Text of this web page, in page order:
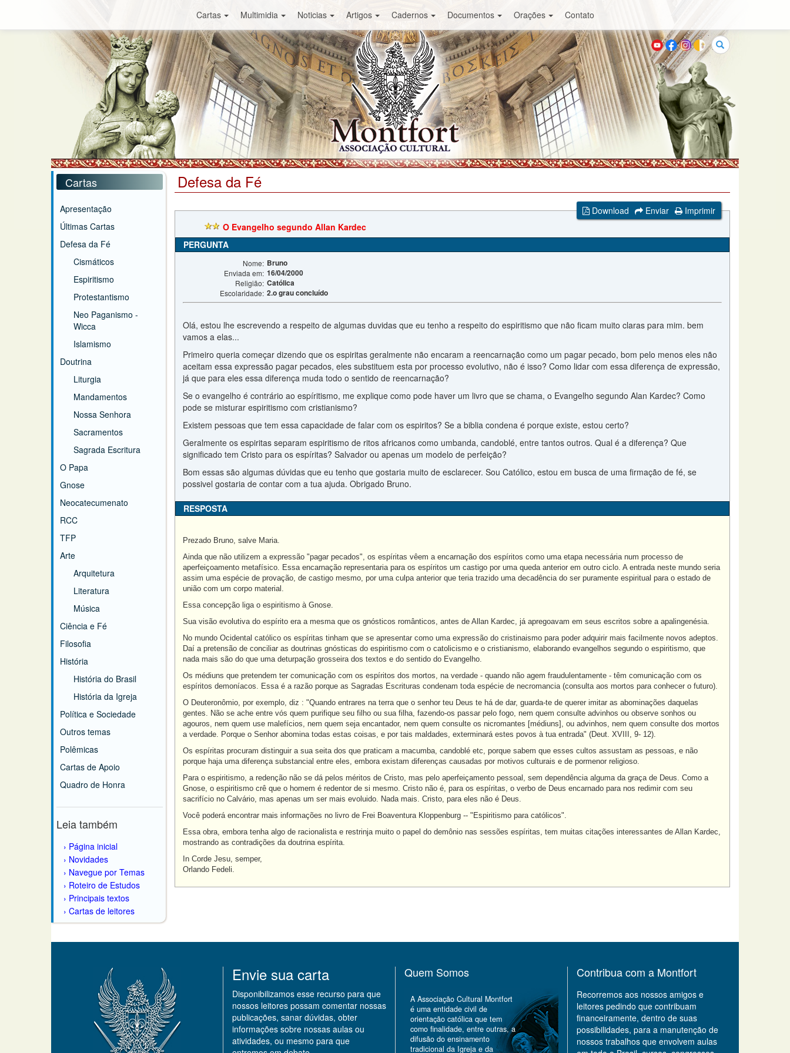
Cartas Multimidia Noticias Artigos Cadernos Documentos Orações Contato
Buscar
Cartas
Apresentação
Últimas Cartas
Defesa da Fé
Cismáticos
Espiritismo
Protestantismo
Neo Paganismo -
Wicca
Islamismo
Doutrina
Liturgia
Mandamentos
Nossa Senhora
Sacramentos
Sagrada Escritura
O Papa
Gnose
Neocatecumenato
RCC
TFP
Arte
Arquitetura
Literatura
Música
Ciência e Fé
Filosofia
História
História do Brasil
História da Igreja
Política e Sociedade
Outros temas
Polêmicas
Cartas de Apoio
Quadro de Honra
Leia também
Página inicial
Novidades
Navegue por Temas
Roteiro de Estudos
Principais textos
Cartas de leitores
Defesa da Fé
Download Enviar
Imprimir
O Evangelho segundo Allan Kardec
PERGUNTA
Nome: Bruno
Enviada em: 16/04/2000
Religião: Católica
Escolaridade: 2.o grau concluído
Olá, estou lhe escrevendo a respeito de algumas duvidas que eu tenho a respeito do espiritismo que não ficam muito claras para mim. bem
vamos a elas...
Primeiro queria começar dizendo que os espiritas geralmente não encaram a reencarnação como um pagar pecado, bom pelo menos eles não
aceitam essa expressão pagar pecados, eles substituem esta por processo evolutivo, não é isso? Como lidar com essa diferença de expressão,
já que para eles essa diferença muda todo o sentido de reencarnação?
Se o evangelho é contrário ao espíritismo, me explique como pode haver um livro que se chama, o Evangelho segundo Alan Kardec? Como
pode se misturar espiritismo com cristianismo?
Existem pessoas que tem essa capacidade de falar com os espiritos? Se a biblia condena é porque existe, estou certo?
Geralmente os espiritas separam espiritismo de ritos africanos como umbanda, candoblé, entre tantos outros. Qual é a diferença? Que
significado tem Cristo para os espíritas? Salvador ou apenas um modelo de perfeição?
Bom essas são algumas dúvidas que eu tenho que gostaria muito de esclarecer. Sou Católico, estou em busca de uma firmação de fé, se
possivel gostaria de contar com a tua ajuda. Obrigado Bruno.
RESPOSTA
Prezado Bruno, salve Maria.
Ainda que não utilizem a expressão "pagar pecados", os espíritas vêem a encarnação dos espíritos como uma etapa necessária num processo de
aperfeiçoamento metafísico. Essa encarnação representaria para os espíritos um castigo por uma queda anterior em outro ciclo. A entrada neste mundo seria
assim uma espécie de provação, de castigo mesmo, por uma culpa anterior que teria trazido uma decadência do ser puramente espiritual para o estado de
união com um corpo material.
Essa concepção liga o espiritismo à Gnose.
Sua visão evolutiva do espírito era a mesma que os gnósticos românticos, antes de Allan Kardec, já apregoavam em seus escritos sobre a apalingenésia.
No mundo Ocidental católico os espíritas tinham que se apresentar como uma expressão do cristinaismo para poder adquirir mais facilmente novos adeptos.
Daí a pretensão de conciliar as doutrinas gnósticas do espiritismo com o catolicismo e o cristianismo, elaborando evangelhos segundo o espiritismo, que
nada mais são do que uma deturpação grosseira dos textos e do sentido do Evangelho.
Os médiuns que pretendem ter comunicação com os espíritos dos mortos, na verdade - quando não agem fraudulentamente - têm comunicação com os
espíritos demoníacos. Essa é a razão porque as Sagradas Escrituras condenam toda espécie de necromancia (consulta aos mortos para conhecer o futuro).
O Deuteronômio, por exemplo, diz : "Quando entrares na terra que o senhor teu Deus te há de dar, guarda-te de querer imitar as abominações daquelas
gentes. Não se ache entre vós quem purifique seu filho ou sua filha, fazendo-os passar pelo fogo, nem quem consulte advinhos ou observe sonhos ou
agouros, nem quem use malefícios, nem quem seja encantador, nem quem consulte os nicromantes [médiuns], ou advinhos, nem quem consulte dos mortos
a verdade. Porque o Senhor abomina todas estas coisas, e por tais maldades, exterminará estes povos à tua entrada" (Deut. XVIII, 9- 12).
Os espíritas procuram distinguir a sua seita dos que praticam a macumba, candoblé etc, porque sabem que esses cultos assustam as pessoas, e não
porque haja uma diferença substancial entre eles, embora existam diferenças causadas por motivos culturais e de pormenor religioso.
Para o espiritismo, a redenção não se dá pelos méritos de Cristo, mas pelo aperfeiçamento pessoal, sem dependência alguma da graça de Deus. Como a
Gnose, o espiritismo crê que o homem é redentor de si mesmo. Cristo não é, para os espíritas, o verbo de Deus encarnado para nos redimir com seu
sacrifício no Calvário, mas apenas um ser mais evoluido. Nada mais. Cristo, para eles não é Deus.
Você poderá encontrar mais informações no livro de Frei Boaventura Kloppenburg -- "Espiritismo para católicos".
Essa obra, embora tenha algo de racionalista e restrinja muito o papel do demônio nas sessões espíritas, tem muitas citações interessantes de Allan Kardec,
mostrando as contradições da doutrina espírita.
In Corde Jesu, semper,
Orlando Fedeli.
Envie sua carta
Disponibilizamos esse recurso para que
nossos leitores possam comentar nossas
publicações, sanar dúvidas, obter
informações sobre nossas aulas ou
atividades, ou mesmo para que
Quem Somos
A Associação Cultural Montfort
é uma entidade civil de
orientação católica que tem
como finalidade, entre outras, a
difusão do ensinamento
tradicional da Igreja e da
Contribua com a Montfort
Recorremos aos nossos amigos e
leitores pedindo que contribuam
financeiramente, dentro de suas
possibilidades, para a manutenção de
nossos trabalhos que envolvem aulas